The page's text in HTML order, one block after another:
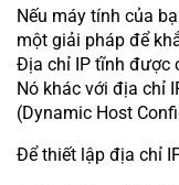
Nếu máy tính của
một giải pháp để
Địa chỉ IP tĩnh được
Nó khác với địa chỉ
(Dynamic Host
Để thiết lập địa chỉ